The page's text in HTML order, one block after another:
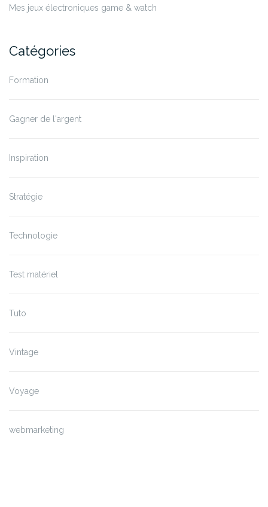
Mes jeux électroniques game & watch
Catégories
Formation
Gagner de l'argent
Inspiration
Stratégie
Technologie
Test matériel
Tuto
Vintage
Voyage
webmarketing